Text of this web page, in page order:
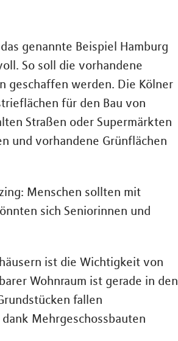
genannte Beispiel Hamburg
So soll die vorhandene
geschaffen werden. Die Kölner
für den Bau von
Straßen oder Supermärkten
und vorhandene Grünflächen
Menschen sollten mit
sich Seniorinnen und
ist die Wichtigkeit von
Wohnraum ist gerade in den
fallen
Mehrgeschossbauten